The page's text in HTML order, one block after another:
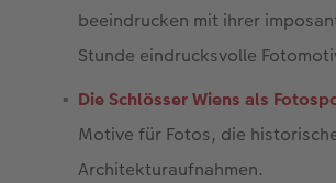
beeindrucken mit ihrer
Stunde eindrucksvolle
Die Schlösser Wiens als
Motive für Fotos, die
Architekturaufnahmen.